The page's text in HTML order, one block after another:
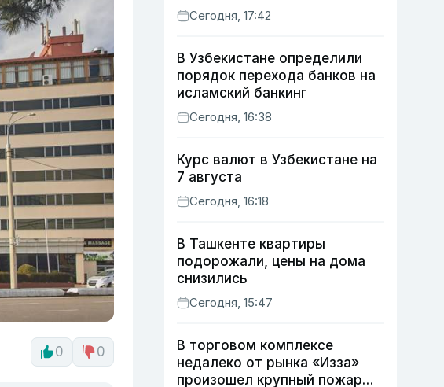
0 0
хокиме
Сегодня, 17:42
В Узбекистане определили
порядок перехода банков на
исламский банкинг
Сегодня, 16:38
Курс валют в Узбекистане на
7 августа
Сегодня, 16:18
В Ташкенте квартиры
подорожали, цены на дома
снизились
Сегодня, 15:47
В торговом комплексе
недалеко от рынка «Изза»
произошел крупный пожар